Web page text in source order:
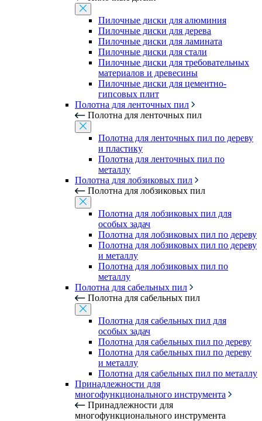
Пилочные диски для алюминия
Пилочные диски для дерева
Пилочные диски для ламината
Пилочные диски для стали
Пилочные диски для требовательных
материалов и древесины
Пилочные диски для цементно-
гипсовых плит
Полотна для ленточных пил
Полотна для ленточных пил
Полотна для ленточных пил по дереву
и пластику
Полотна для ленточных пил по
металлу
Полотна для лобзиковых пил
Полотна для лобзиковых пил
Полотна для лобзиковых пил для
особых задач
Полотна для лобзиковых пил по дереву
Полотна для лобзиковых пил по дереву
и металлу
Полотна для лобзиковых пил по
металлу
Полотна для сабельных пил
Полотна для сабельных пил
Полотна для сабельных пил для
особых задач
Полотна для сабельных пил по дереву
Полотна для сабельных пил по дереву
и металлу
Полотна для сабельных пил по металлу
Принадлежности для
многофункционального инструмента
Принадлежности для
многофункционального инструмента